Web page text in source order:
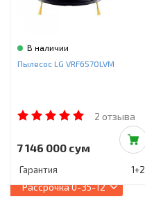
В наличии
Пылесос LG VRF6570LVM
2 отзыва
7 146 000 сум
Гарантия 1+2
Рассрочка0-35-12